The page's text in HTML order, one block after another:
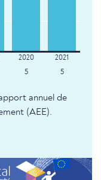
5 5
annuel de
(AEE).